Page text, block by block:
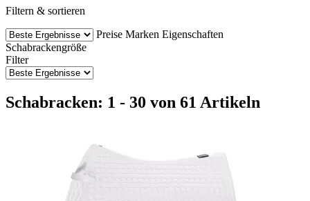
Filtern & sortieren
Preise Marken Eigenschaften
Schabrackengröße
Filter
Schabracken: 1 - 30 von 61 Artikeln